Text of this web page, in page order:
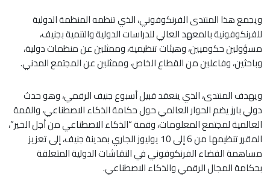
ويجمع هذا المنتدى الفرنكوفوني، الذي تنظمه المنظمة الدولية
للفرنكوفونية بالمعهد العالي للدراسات الدولية والتنمية بجنيف،
مسؤولين حكوميين، وهيئات تنظيمية، وممثلين عن منظمات دولية،
وباحثين، وفاعلين من القطاع الخاص، وممثلين عن المجتمع المدني.
ويهدف المنتدى، الذي ينعقد قبيل أسبوع جنيف الرقمي، وهو حدث
دولي بارز يضم الحوار العالمي حول حكامة الذكاء الاصطناعي، والقمة
العالمية لمجتمع المعلومات، وقمة “الذكاء الاصطناعي من أجل الخير”،
المقرر تنظيمها من 6 إلى 10 يوليوز الجاري بمدينة جنيف، إلى تعزيز
مساهمة الفضاء الفرنكوفوني في النقاشات الدولية المتعلقة
بحكامة المجال الرقمي والذكاء الاصطناعي.